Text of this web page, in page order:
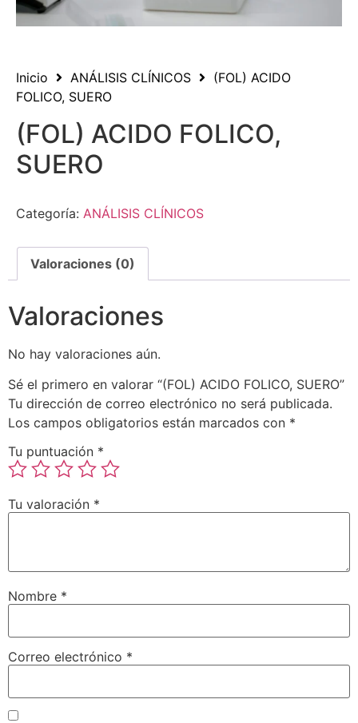
Inicio ANÁLISIS CLÍNICOS
(FOL) ACIDO
FOLICO, SUERO
(FOL) ACIDO FOLICO,
SUERO
Categoría: ANÁLISIS CLÍNICOS
Valoraciones (0)
Valoraciones
No hay valoraciones aún.
Sé el primero en valorar “(FOL) ACIDO FOLICO, SUERO”
Tu dirección de correo electrónico no será publicada.
Los campos obligatorios están marcados con *
Tu puntuación *
Tu valoración *
Nombre *
Correo electrónico *